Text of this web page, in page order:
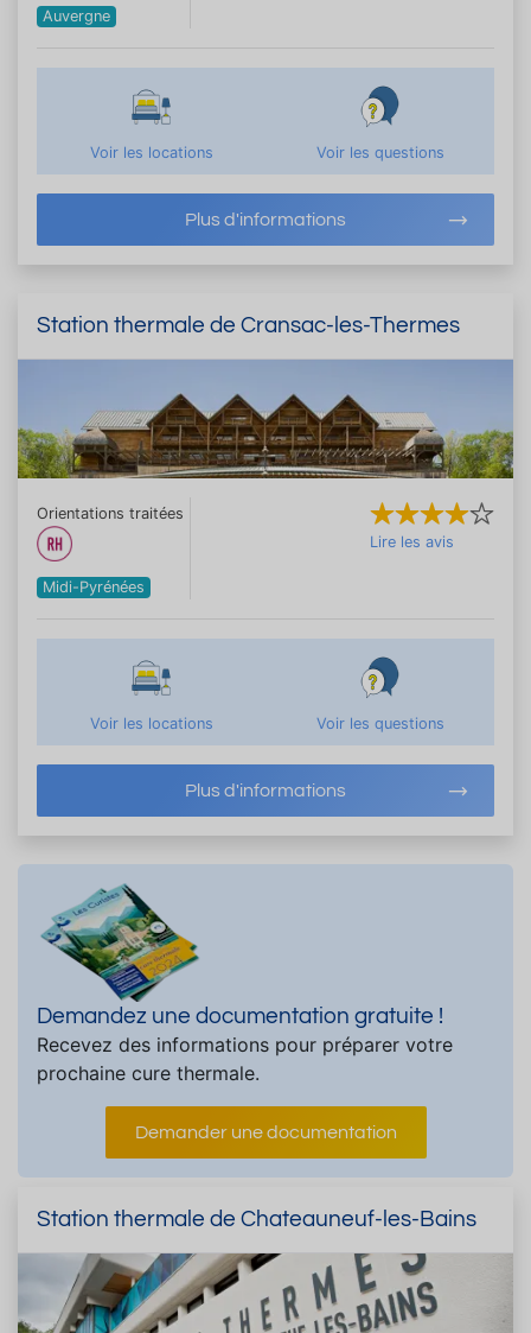
Auvergne
Voir les locations Voir les questions
Plus d'informations
Station thermale de Cransac-les-Thermes
Orientations traitées
Midi-Pyrénées
Lire les avis
Voir les locations Voir les questions
Plus d'informations
Demandez une documentation gratuite !
Recevez des informations pour préparer votre
prochaine cure thermale.
Demander une documentation
Station thermale de Chateauneuf-les-Bains